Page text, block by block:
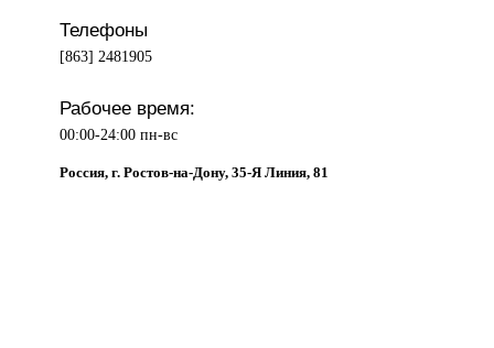
Телефоны
[863] 2481905
Рабочее время:
00:00-24:00 пн-вс
Россия, г. Ростов-на-Дону, 35-Я Линия, 81